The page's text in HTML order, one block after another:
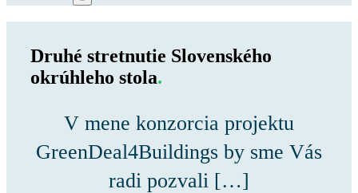
Druhé stretnutie Slovenského
okrúhleho stola.
V mene konzorcia projektu
GreenDeal4Buildings by sme Vás
radi pozvali […]